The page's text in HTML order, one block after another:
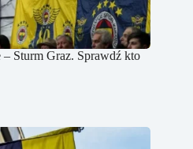
– Sturm Graz. Sprawdź kto